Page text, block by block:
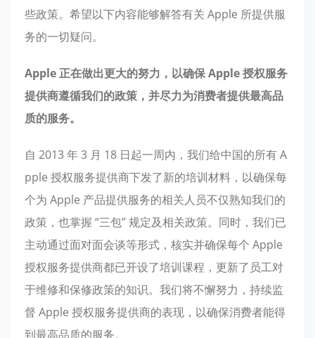
些政策。希望以下内容能够解答有关 Apple 所提供服
务的一切疑问。
Apple 正在做出更大的努力，以确保 Apple 授权服务
提供商遵循我们的政策，并尽力为消费者提供最高品
质的服务。
自 2013 年 3 月 18 日起一周内，我们给中国的所有 A
pple 授权服务提供商下发了新的培训材料，以确保每
个为 Apple 产品提供服务的相关人员不仅熟知我们的
政策，也掌握 “三包” 规定及相关政策。同时，我们已
主动通过面对面会谈等形式，核实并确保每个 Apple
授权服务提供商都已开设了培训课程，更新了员工对
于维修和保修政策的知识。我们将不懈努力，持续监
督 Apple 授权服务提供商的表现，以确保消费者能得
到最高品质的服务。